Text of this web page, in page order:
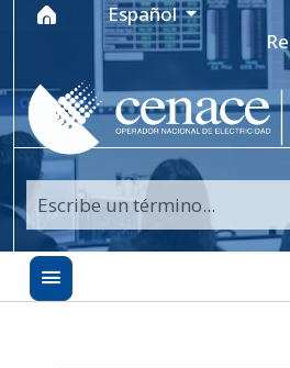
Ir al menú de navegación principal
Ir al contenido principal
Ir al pie de página del sitio
Idioma
Español